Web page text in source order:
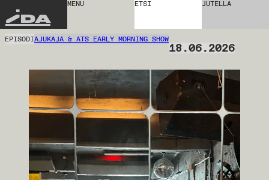
IDA
MENU ETSI JUTELLA
EPISODIAJUKAJA & ATS EARLY MORNING SHOW
18.06.2026